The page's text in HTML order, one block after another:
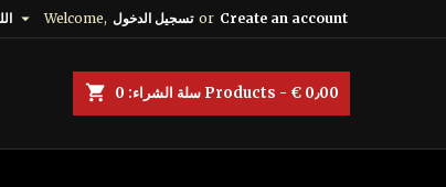
Welcome, تسجيل الدخول or Create an account

shopping_cart سلة الشراء: 0 Products - € 0٫00